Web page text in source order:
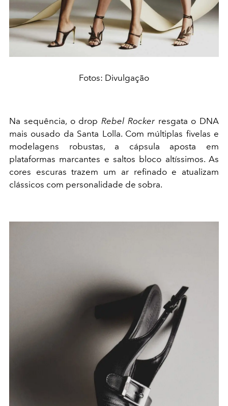
Fotos: Divulgação
Na sequência, o drop Rebel Rocker resgata o DNA
mais ousado da Santa Lolla. Com múltiplas fivelas e
modelagens robustas, a cápsula aposta em
plataformas marcantes e saltos bloco altíssimos. As
cores escuras trazem um ar refinado e atualizam
clássicos com personalidade de sobra.